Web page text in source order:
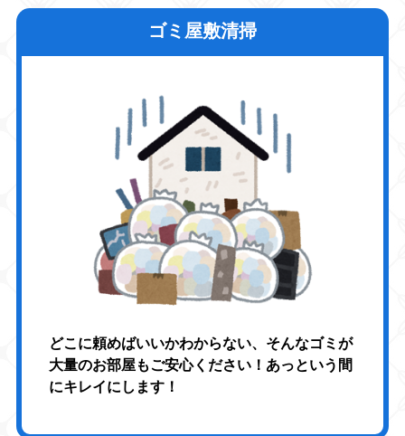
ゴミ屋敷清掃
どこに頼めばいいかわからない、そんなゴミが
大量のお部屋もご安心ください！あっという間
にキレイにします！